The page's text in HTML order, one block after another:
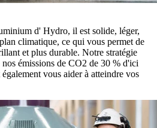
d' Hydro, il est solide, léger,
climatique, ce qui vous permet de
et plus durable. Notre stratégie
émissions de CO2 de 30 % d'ici
vous aider à atteindre vos